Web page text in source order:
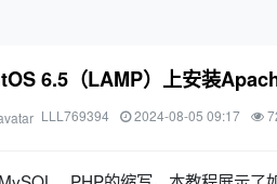
6.5（LAMP）上安装
LLL769394 2024-08-05 09:17